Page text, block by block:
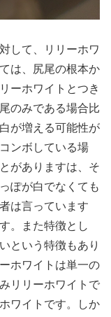
して、リリーホワ
は、尻尾の根本か
ーホワイトとつき
のみである場合比
が増える可能性が
ンボしている場
がありますは、そ
ぽが白でなくても
は言っています
。また特徴とし
という特徴もあり
ホワイトは単一の
リリーホワイトで
ワイトです。しか